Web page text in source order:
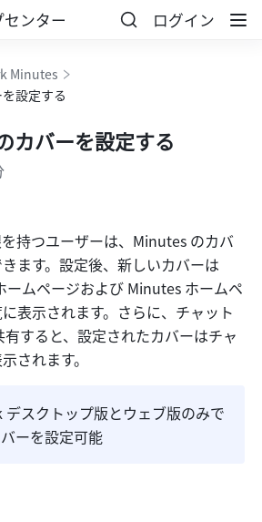
ンター ログイン
Minutes
設定する
カバーを設定する
持つユーザーは、Minutes のカバ
ます。設定後、新しいカバーは
ームページおよび Minutes ホームペ
表示されます。さらに、チャット
すると、設定されたカバーはチャ
されます。
デスクトップ版とウェブ版のみで
ーを設定可能